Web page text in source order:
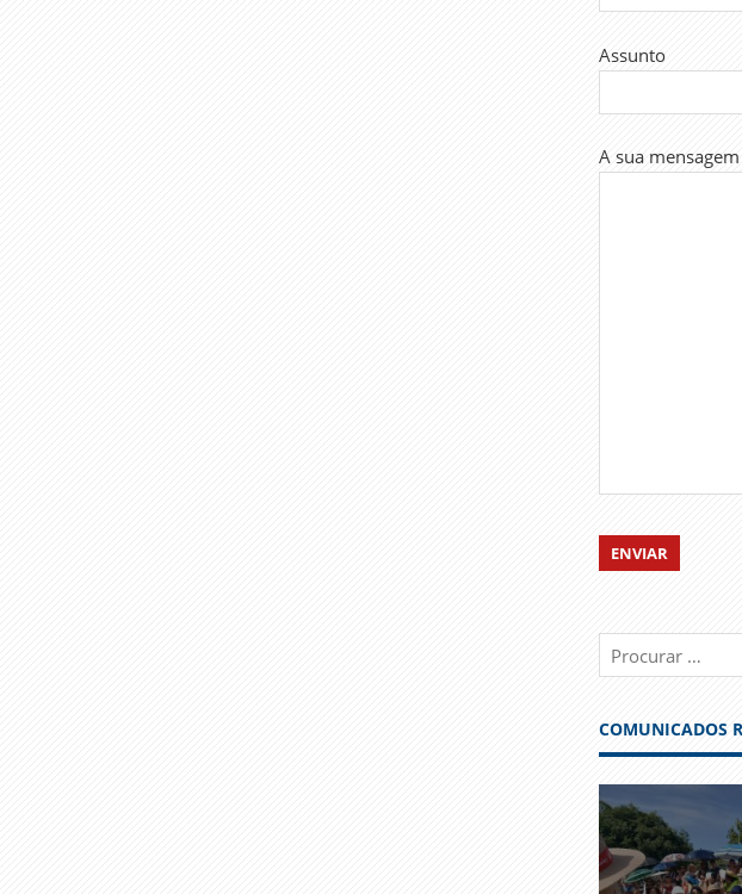
Assunto
A sua mensagem
COMUNICADOS